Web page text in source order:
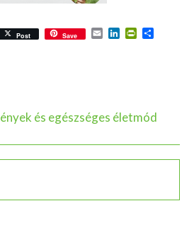
Post Save EmailLinkedIn
és egészséges életmód